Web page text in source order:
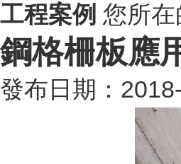
工程案例 您所在
鋼格柵板應
發布日期：